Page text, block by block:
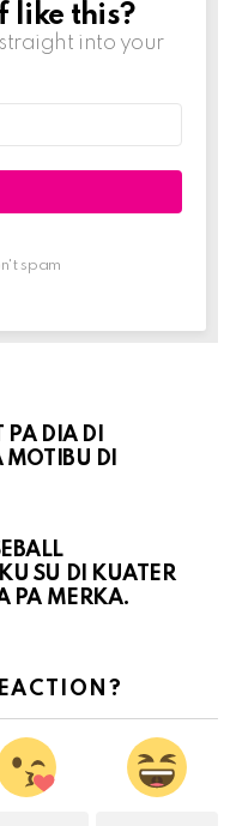
like this?
into your
spam
PA DIA DI
DI
SU DI KUATER
PA MERKA.